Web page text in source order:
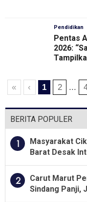
Pendidikan
Pentas
2026:
« ‹ 1 2 ...
BERITA POPULER
1
Masyarakat
Barat Desak
2
Carut Marut
Sindang Panji,